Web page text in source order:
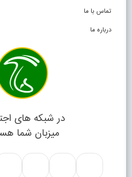
تماس با ما
درباره ما
در شبکه های
میزبان شما